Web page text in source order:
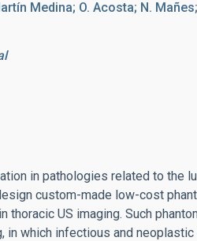
Medina; O. Acosta; N.
in pathologies related to the
custom-made low-cost
US imaging. Such
in which infectious and